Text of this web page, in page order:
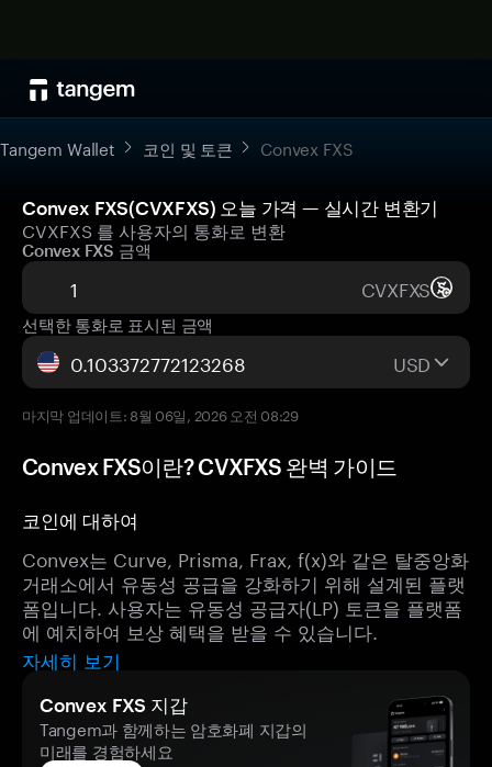
Tangem Wallet 코인 및 토큰 Convex FXS
Convex FXS(CVXFXS) 오늘 가격 — 실시간 변환기
CVXFXS 를 사용자의 통화로 변환
Convex FXS 금액
CVXFXS
선택한 통화로 표시된 금액
USD
마지막 업데이트: 8월 06일, 2026 오전 08:29
Convex FXS이란? CVXFXS 완벽 가이드
코인에 대하여
Convex는 Curve, Prisma, Frax, f(x)와 같은 탈중앙화
거래소에서 유동성 공급을 강화하기 위해 설계된 플랫
폼입니다. 사용자는 유동성 공급자(LP) 토큰을 플랫폼
에 예치하여 보상 혜택을 받을 수 있습니다.
자세히 보기
Convex FXS 지갑
Tangem과 함께하는 암호화폐 지갑의
미래를 경험하세요